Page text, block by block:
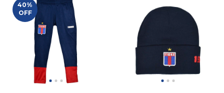
40%
OFF